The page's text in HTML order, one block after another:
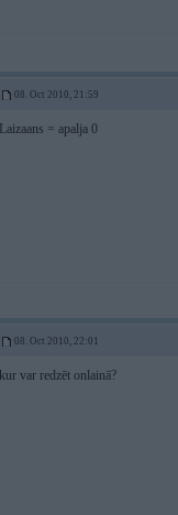
08. Oct 2010, 21:59
Laizaans = apalja 0
08. Oct 2010, 22:01
kur var redzēt onlainā?